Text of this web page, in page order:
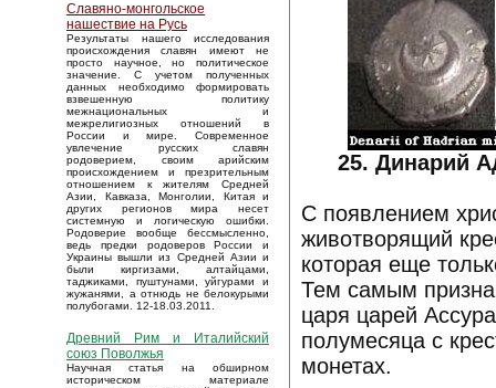
Славяно-монгольское
нашествие на Русь
Результаты нашего исследования
происхождения славян имеют не
просто научное, но политическое
значение. С учетом полученных
данных необходимо формировать
взвешенную политику
межнациональных и
межрелигиозных отношений в
России и мире. Современное
увлечение русских славян
родоверием, своим арийским
происхождением и презрительным
отношением к жителям Средней
Азии, Кавказа, Монголии, Китая и
других регионов мира несет
системную и логическую ошибки.
Родоверие вообще бессмысленно,
ведь предки родоверов России и
Украины вышли из Средней Азии и
были киргизами, алтайцами,
таджиками, пуштунами, уйгурами и
жужанями, а отнюдь не белокурыми
полубогами. 12-18.03.2011.
Древний Рим и Италийский
союз Поволжья
Научная статья на обширном
историческом материале
25. Динарий
С появлением
животворящий
которая еще
Тем самым
царя царей
полумесяца с
монетах.